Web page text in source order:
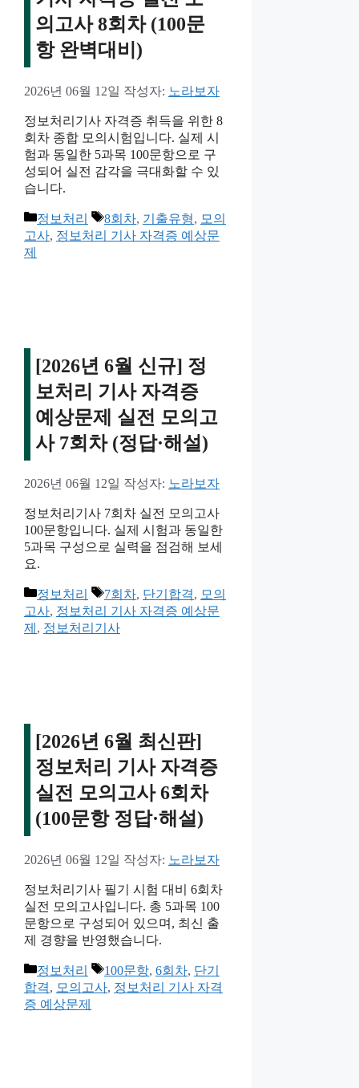
의고사 8회차 (100문
항 완벽대비)
2026년 06월 12일 작성자: 노라보자
정보처리기사 자격증 취득을 위한 8
회차 종합 모의시험입니다. 실제 시
험과 동일한 5과목 100문항으로 구
성되어 실전 감각을 극대화할 수 있
습니다.
카
테
정보처리
태
그
8회차, 기출유형, 모의
고사, 정보처리 기사 자격증 예상문
제
[2026년 6월 신규] 정
보처리 기사 자격증
예상문제 실전 모의고
사 7회차 (정답·해설)
2026년 06월 12일 작성자: 노라보자
정보처리기사 7회차 실전 모의고사
100문항입니다. 실제 시험과 동일한
5과목 구성으로 실력을 점검해 보세
요.
카
테
고
정보처리
태
그
7회차, 단기합격, 모의
고사, 정보처리 기사 자격증 예상문
제 , 정보처리기사
[2026년 6월 최신판]
정보처리 기사 자격증
실전 모의고사 6회차
(100문항 정답·해설)
2026년 06월 12일 작성자: 노라보자
정보처리기사 필기 시험 대비 6회차
실전 모의고사입니다. 총 5과목 100
문항으로 구성되어 있으며, 최신 출
제 경향을 반영했습니다.
카
테
고
정보처리
태
그
100문항, 6회차, 단기
합격, 모의고사, 정보처리 기사 자격
증 예상문제